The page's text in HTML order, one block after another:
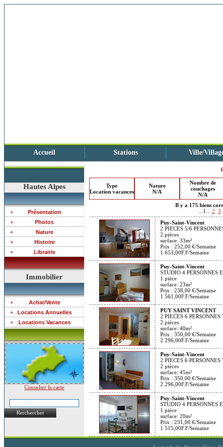
Accueil Stations Ville/
Hautes Alpes
Présentation
Photos
Nature
Histoire
Librairie
Immobilier
Achat/Vente
Locations Annuelles
Locations Vacances
Consulter la carte
Rerchercher
Type
Location vacances
Nature
N/A
Nombre de
couchages
N/A
Il y a 175 biens
...1...
2 3
Puy-Saint-Vincent
2 PIECES 5/6
2 pièces
surface: 33m²
Prix : 252,00 €/Semaine
1 653,00F.F/Semaine
Puy-Saint-Vincent
STUDIO 4 PERSONNES
1 pièce
surface: 23m²
Prix : 238,00 €/Semaine
1 561,00F.F/Semaine
PUY SAINT VINCENT
2 PIECES 6
2 pièces
surface: 40m²
Prix : 350,00 €/Semaine
2 296,00F.F/Semaine
Puy-Saint-Vincent
2 PIECES 6
2 pièces
surface: 45m²
Prix : 350,00 €/Semaine
2 296,00F.F/Semaine
Puy-Saint-Vincent
STUDIO 4 PERSONNES
1 pièce
surface: 20m²
Prix : 231,00 €/Semaine
1 515,00F.F/Semaine